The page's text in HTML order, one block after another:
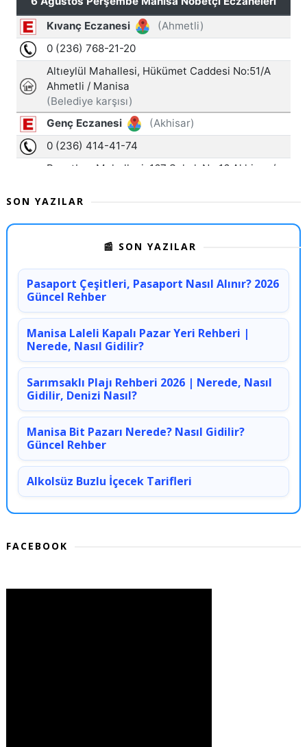
SON YAZILAR
📰 SON YAZILAR
Pasaport Çeşitleri, Pasaport Nasıl Alınır? 2026
Güncel Rehber
Manisa Laleli Kapalı Pazar Yeri Rehberi |
Nerede, Nasıl Gidilir?
Sarımsaklı Plajı Rehberi 2026 | Nerede, Nasıl
Gidilir, Denizi Nasıl?
Manisa Bit Pazarı Nerede? Nasıl Gidilir?
Güncel Rehber
Alkolsüz Buzlu İçecek Tarifleri
FACEBOOK